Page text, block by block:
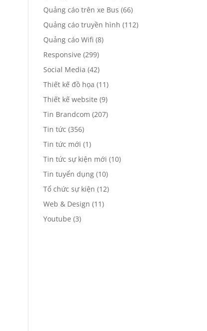
Quảng cáo trên xe Bus (66)
Quảng cáo truyền hình (112)
Quảng cáo Wifi (8)
Responsive (299)
Social Media (42)
Thiết kế đồ họa (11)
Thiết kế website (9)
Tin Brandcom (207)
Tin tức (356)
Tin tức mới (1)
Tin tức sự kiện mới (10)
Tin tuyển dụng (10)
Tổ chức sự kiện (12)
Web & Design (11)
Youtube (3)